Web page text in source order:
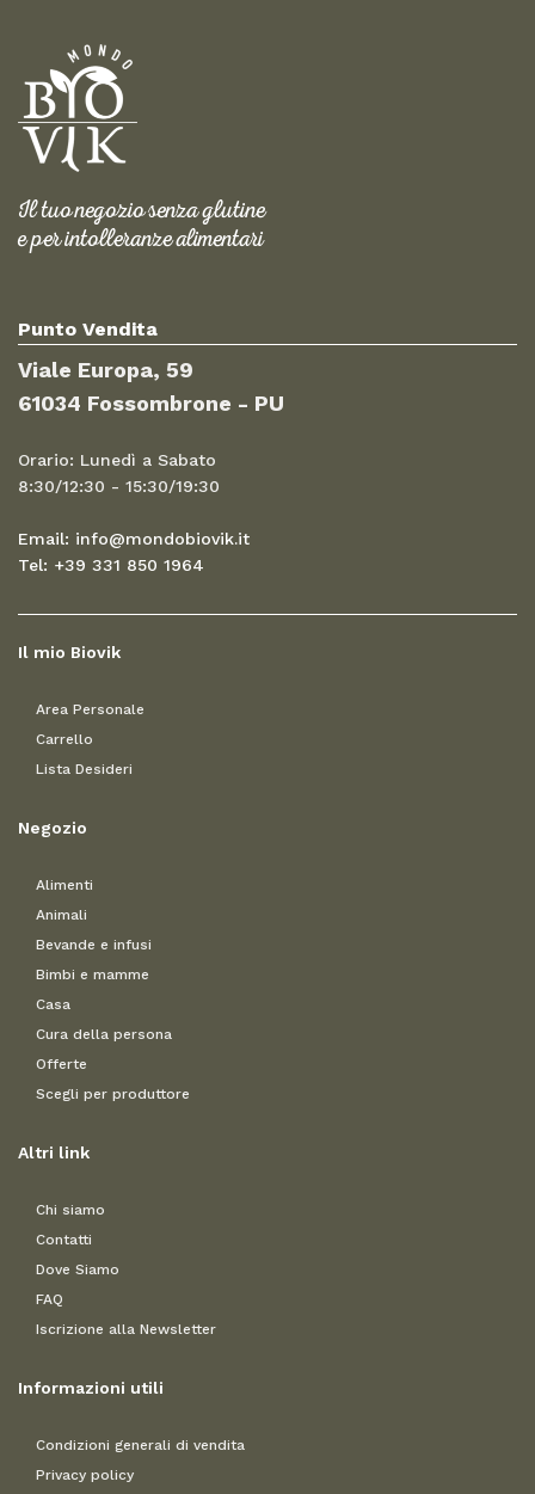
Il tuo negozio senza glutine
e per intolleranze alimentari
Punto Vendita
Viale Europa, 59
61034 Fossombrone - PU
Orario: Lunedì a Sabato
8:30/12:30 - 15:30/19:30
Email: info@mondobiovik.it
Tel: +39 331 850 1964
Il mio Biovik
Area Personale
Carrello
Lista Desideri
Negozio
Alimenti
Animali
Bevande e infusi
Bimbi e mamme
Casa
Cura della persona
Offerte
Scegli per produttore
Altri link
Chi siamo
Contatti
Dove Siamo
FAQ
Iscrizione alla Newsletter
Informazioni utili
Condizioni generali di vendita
Privacy policy